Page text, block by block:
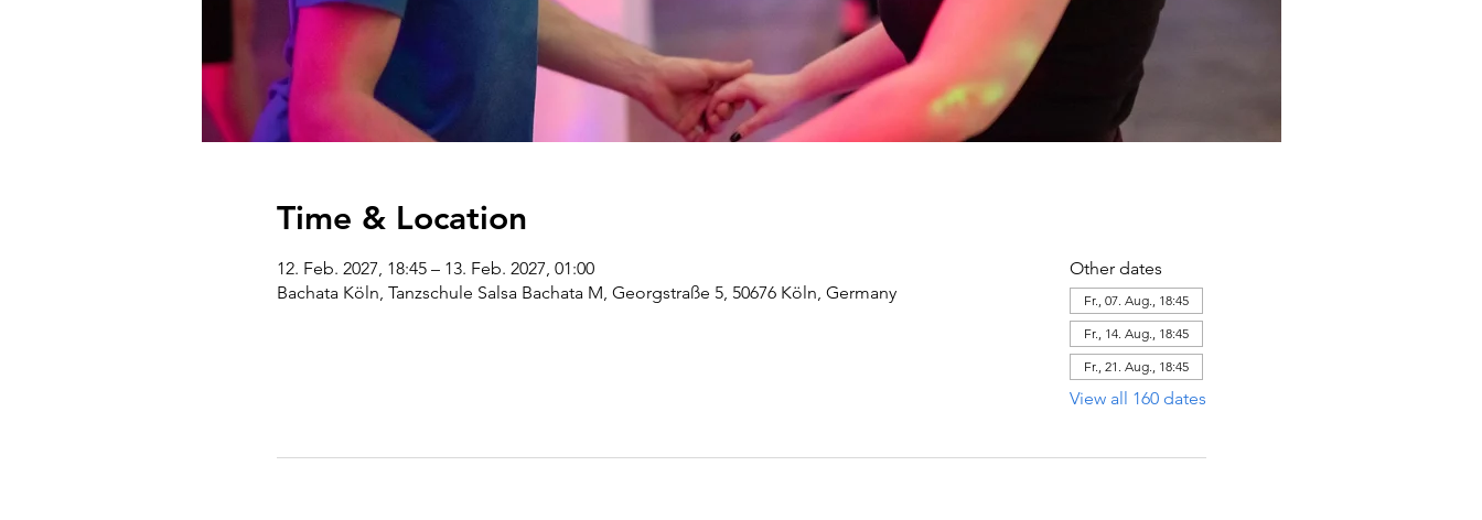
Time & Location
12. Feb. 2027, 18:45 – 13. Feb. 2027, 01:00
Bachata Köln, Tanzschule Salsa Bachata M, Georgstraße 5, 50676 Köln, Germany
Other dates
Fr., 07. Aug., 18:45
Fr., 14. Aug., 18:45
Fr., 21. Aug., 18:45
View all 160 dates